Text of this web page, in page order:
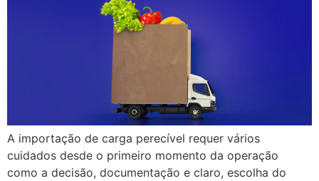
A importação de carga perecível requer vários
cuidados desde o primeiro momento da operação
como a decisão, documentação e claro, escolha do